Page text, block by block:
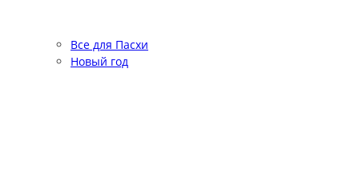
Все для Пасхи
Новый год